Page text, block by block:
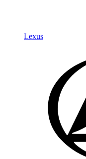
Lexus